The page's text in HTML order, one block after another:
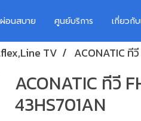
อนสบาย ศูนย์บริการ เกี่ยวกับ
TV ACONATIC ที
ACONATIC ทีวี
43HS701AN